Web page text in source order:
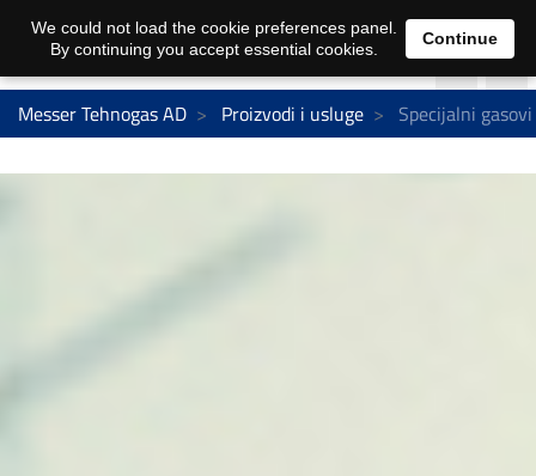
Messer Tehnogas AD Proizvodi i usluge Specijalni gasovi
We could not load the cookie preferences panel.
By continuing you accept essential cookies.
Continue